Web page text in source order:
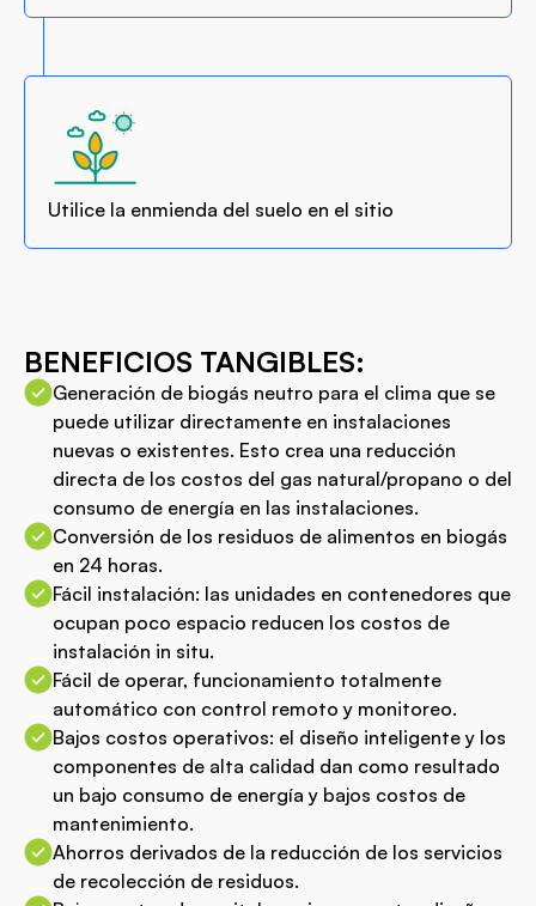
Utilice la enmienda del suelo en el sitio
BENEFICIOS TANGIBLES:
Generación de biogás neutro para el clima que se
puede utilizar directamente en instalaciones
nuevas o existentes. Esto crea una reducción
directa de los costos del gas natural/propano o del
consumo de energía en las instalaciones.
Conversión de los residuos de alimentos en biogás
en 24 horas.
Fácil instalación: las unidades en contenedores que
ocupan poco espacio reducen los costos de
instalación in situ.
Fácil de operar, funcionamiento totalmente
automático con control remoto y monitoreo.
Bajos costos operativos: el diseño inteligente y los
componentes de alta calidad dan como resultado
un bajo consumo de energía y bajos costos de
mantenimiento.
Ahorros derivados de la reducción de los servicios
de recolección de residuos.